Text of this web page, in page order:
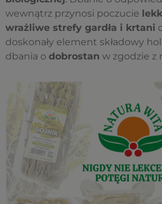
wewnątrz przynosi poczucie
wrażliwe strefy gardła i krtani
doskonały element składowy
dbania o dobrostan w zgodzie z